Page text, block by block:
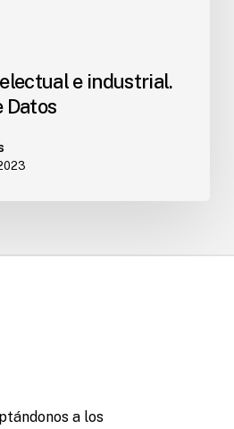
e industrial.
Datos
a los